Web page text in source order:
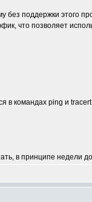
поддержки этого
что позволяет
в командах ping и
в принципе недели